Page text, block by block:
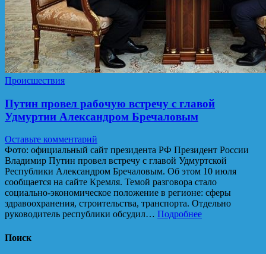
Происшествия
Путин провел рабочую встречу с главой
Удмуртии Александром Бречаловым
Оставьте комментарий
Фото: официальный сайт президента РФ Президент России
Владимир Путин провел встречу с главой Удмуртской
Республики Александром Бречаловым. Об этом 10 июля
сообщается на сайте Кремля. Темой разговора стало
социально-экономическое положение в регионе: сферы
здравоохранения, строительства, транспорта. Отдельно
руководитель республики обсудил… Подробнее
Поиск